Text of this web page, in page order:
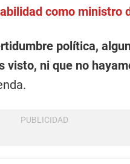
como ministro
política,
visto, ni que no